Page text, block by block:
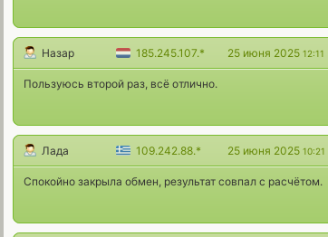
Назар 185.245.107.* 25 июня 2025 12:11
Пользуюсь второй раз, всё отлично.
Лада 109.242.88.* 25 июня 2025 10:21
Спокойно закрыла обмен, результат совпал с расчётом.